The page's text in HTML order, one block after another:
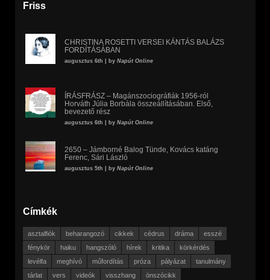
Friss
CHRISTINA ROSETTI VERSEI KÁNTÁS BALÁZS
FORDÍTÁSÁBAN
augusztus 6th | by Napút Online
ÍRÁSFRÁSZ – Magánszociográfiák 1956-ról
Horváth Júlia Borbála összeállításában. Első,
bevezető rész
augusztus 6th | by Napút Online
2650 – Jámborné Balog Tünde, Kovács katáng
Ferenc, Sári László
augusztus 5th | by Napút Online
Címkék
asztalfiók beharangozó cikkek cédrus dráma
esszé
fénykör
haiku hangszóló hírek kritika
körkérdés
levélfa
meghívó műfordítás próza pályázat
tanulmány
tárlat
vers videók visszhang önszócikk